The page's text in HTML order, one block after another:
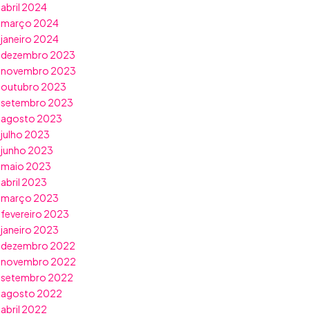
abril 2024
março 2024
janeiro 2024
dezembro 2023
novembro 2023
outubro 2023
setembro 2023
agosto 2023
julho 2023
junho 2023
maio 2023
abril 2023
março 2023
fevereiro 2023
janeiro 2023
dezembro 2022
novembro 2022
setembro 2022
agosto 2022
abril 2022